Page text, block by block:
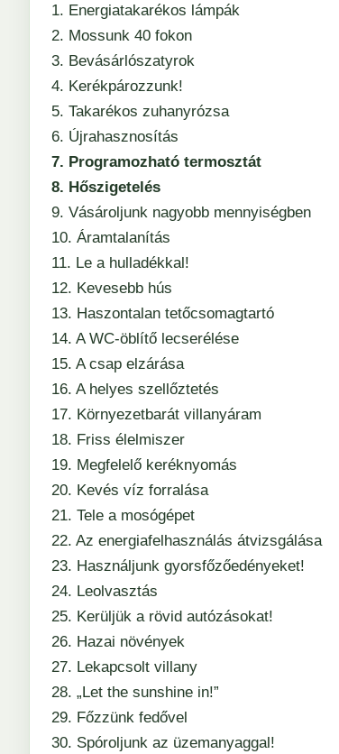
1. Energiatakarékos lámpák
2. Mossunk 40 fokon
3. Bevásárlószatyrok
4. Kerékpározzunk!
5. Takarékos zuhanyrózsa
6. Újrahasznosítás
7. Programozható termosztát
8. Hőszigetelés
9. Vásároljunk nagyobb mennyiségben
10. Áramtalanítás
11. Le a hulladékkal!
12. Kevesebb hús
13. Haszontalan tetőcsomagtartó
14. A WC-öblítő lecserélése
15. A csap elzárása
16. A helyes szellőztetés
17. Környezetbarát villanyáram
18. Friss élelmiszer
19. Megfelelő keréknyomás
20. Kevés víz forralása
21. Tele a mosógépet
22. Az energiafelhasználás átvizsgálása
23. Használjunk gyorsfőzőedényeket!
24. Leolvasztás
25. Kerüljük a rövid autózásokat!
26. Hazai növények
27. Lekapcsolt villany
28. „Let the sunshine in!”
29. Főzzünk fedővel
30. Spóroljunk az üzemanyaggal!